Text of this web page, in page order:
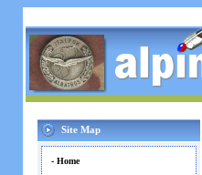
Site Map
- Home